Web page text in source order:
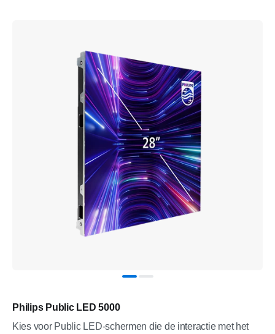
Philips Public LED 5000
Kies voor Public LED-schermen die de interactie met het